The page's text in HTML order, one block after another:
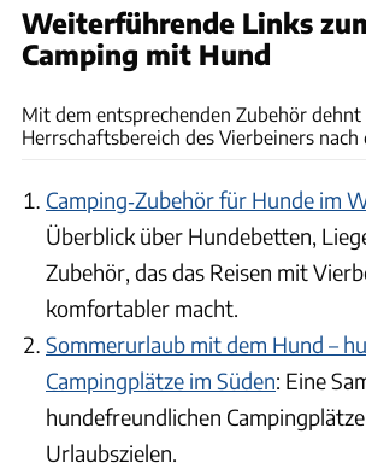
Weiterführende Links
Camping mit Hund
Mit dem entsprechenden Zubehör dehnt
Herrschaftsbereich des Vierbeiners nach
Camping‑Zubehör für Hunde im
Überblick über Hundebetten,
Zubehör, das das Reisen mit
komfortabler macht.
Sommerurlaub mit dem Hund –
Campingplätze im Süden: Eine
hundefreundlichen
Urlaubszielen.